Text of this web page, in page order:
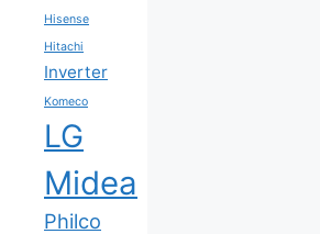
Hisense
Hitachi
Inverter
Komeco
LG
Midea
Philco